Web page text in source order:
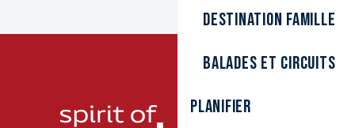
Destination Famille
Balades et circuits
Planifier